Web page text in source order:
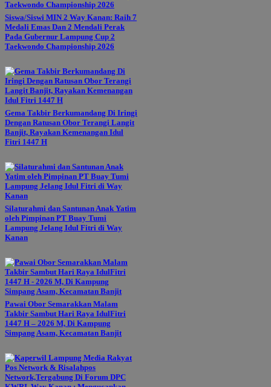
Siswa/Siswi MIN 2 Way Kanan: Raih 7
Medali Emas Dan 2 Mendali Perak
Pada Gubernur Lampung Cup 2
Taekwondo Championship 2026
Gema Takbir Berkumandang Di Iringi
Dengan Ratusan Obor Terangi Langit
Banjit, Rayakan Kemenangan Idul
Fitri 1447 H
Silaturahmi dan Santunan Anak Yatim
oleh Pimpinan PT Buay Tumi
Lampung Jelang Idul Fitri di Way
Kanan
Pawai Obor Semarakkan Malam
Takbir Sambut Hari Raya IdulFitri
1447 H – 2026 M, Di Kampung
Simpang Asam, Kecamatan Banjit